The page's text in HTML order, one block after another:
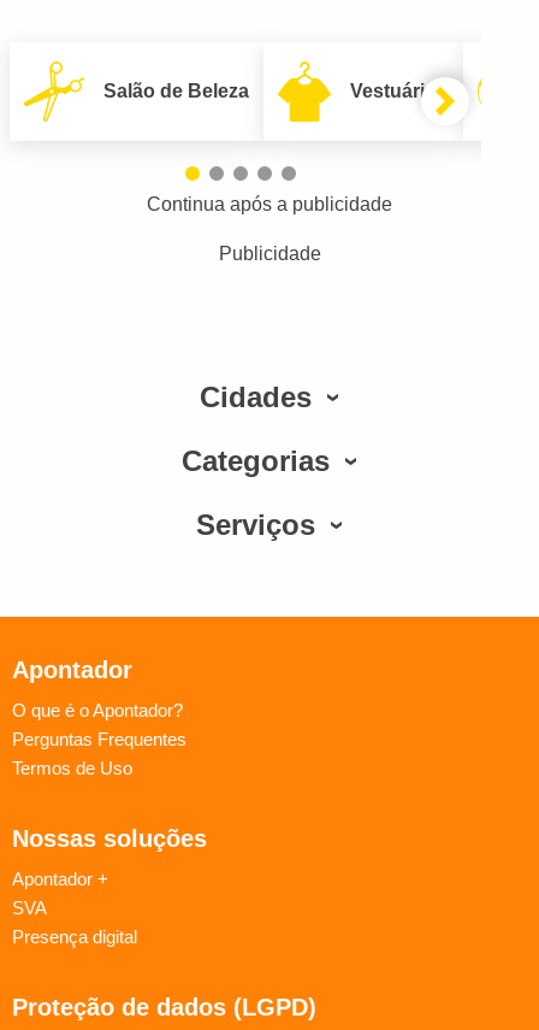
Salão de Beleza Vestuário
Continua após a publicidade
Publicidade
Cidades
Categorias
Serviços
Apontador
O que é o Apontador?
Perguntas Frequentes
Termos de Uso
Nossas soluções
Apontador +
SVA
Presença digital
Proteção de dados (LGPD)